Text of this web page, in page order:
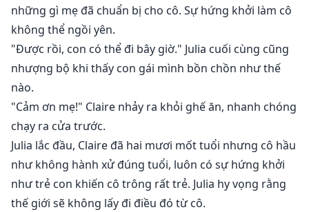
những gì mẹ đã chuẩn bị cho cô. Sự hứng khởi làm cô
không thể ngồi yên.
"Được rồi, con có thể đi bây giờ." Julia cuối cùng cũng
nhượng bộ khi thấy con gái mình bồn chồn như thế
nào.
"Cảm ơn mẹ!" Claire nhảy ra khỏi ghế ăn, nhanh chóng
chạy ra cửa trước.
Julia lắc đầu, Claire đã hai mươi mốt tuổi nhưng cô hầu
như không hành xử đúng tuổi, luôn có sự hứng khởi
như trẻ con khiến cô trông rất trẻ. Julia hy vọng rằng
thế giới sẽ không lấy đi điều đó từ cô.